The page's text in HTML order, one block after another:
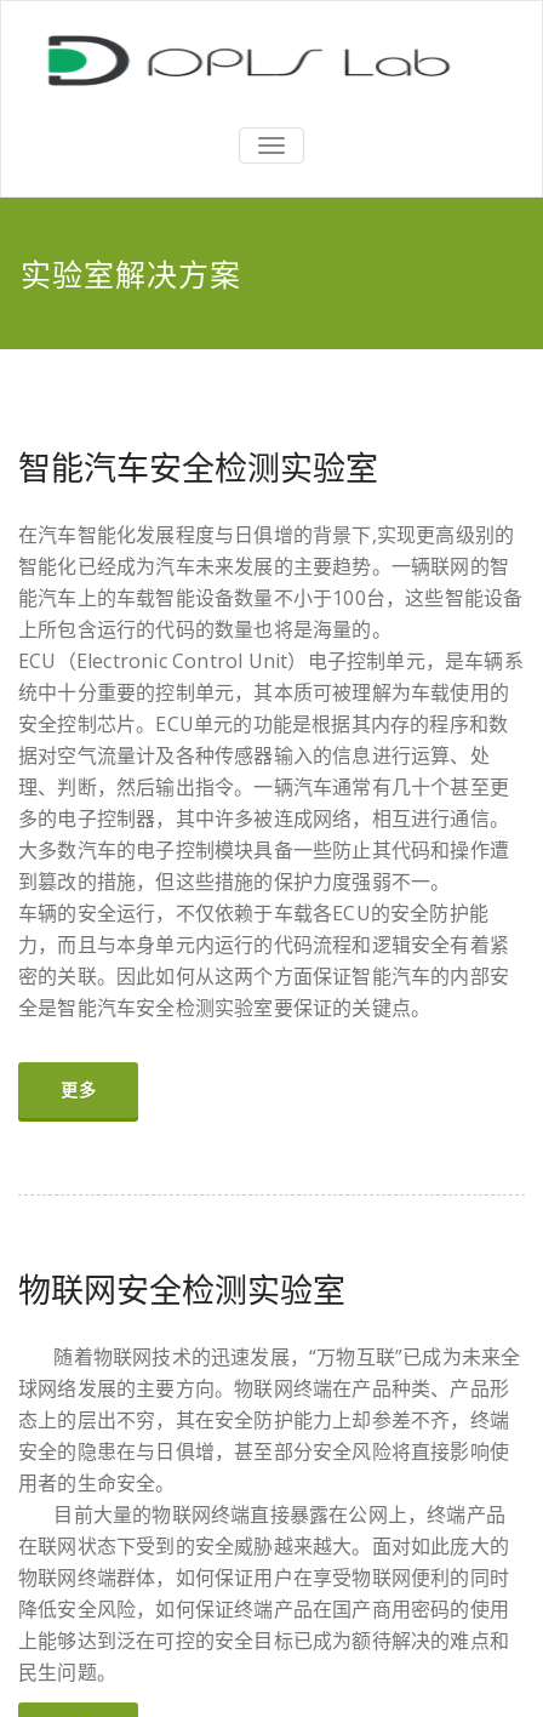
TOGGLE
NAVIGATION
实验室解决方案
智能汽车安全检测实验室
在汽车智能化发展程度与日俱增的背景下,实现更高级别的
智能化已经成为汽车未来发展的主要趋势。一辆联网的智
能汽车上的车载智能设备数量不小于100台，这些智能设备
上所包含运行的代码的数量也将是海量的。
ECU（Electronic Control Unit）电子控制单元，是车辆系
统中十分重要的控制单元，其本质可被理解为车载使用的
安全控制芯片。ECU单元的功能是根据其内存的程序和数
据对空气流量计及各种传感器输入的信息进行运算、处
理、判断，然后输出指令。一辆汽车通常有几十个甚至更
多的电子控制器，其中许多被连成网络，相互进行通信。
大多数汽车的电子控制模块具备一些防止其代码和操作遭
到篡改的措施，但这些措施的保护力度强弱不一。
车辆的安全运行，不仅依赖于车载各ECU的安全防护能
力，而且与本身单元内运行的代码流程和逻辑安全有着紧
密的关联。因此如何从这两个方面保证智能汽车的内部安
全是智能汽车安全检测实验室要保证的关键点。
更多
物联网安全检测实验室
随着物联网技术的迅速发展，“万物互联”已成为未来全
球网络发展的主要方向。物联网终端在产品种类、产品形
态上的层出不穷，其在安全防护能力上却参差不齐，终端
安全的隐患在与日俱增，甚至部分安全风险将直接影响使
用者的生命安全。
目前大量的物联网终端直接暴露在公网上，终端产品
在联网状态下受到的安全威胁越来越大。面对如此庞大的
物联网终端群体，如何保证用户在享受物联网便利的同时
降低安全风险，如何保证终端产品在国产商用密码的使用
上能够达到泛在可控的安全目标已成为额待解决的难点和
民生问题。